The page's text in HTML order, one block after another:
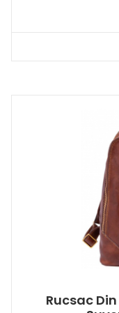
Rucsac